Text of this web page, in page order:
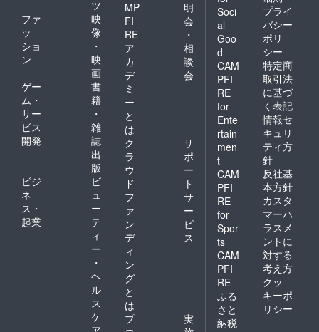
ツ
ファ
ッ
ショ
ン
映
像
・
映
画
ゲー
ム・
サー
ビス
開発
書
籍
・
雑
誌
出
版
ビジ
ネ
ス・
起業
ビ
ュ
ー
テ
ィ
ー
・
ヘ
ル
ス
ケ
MP
FI
RE
ア
カ
デ
ミ
ー
と
は
明
会
・
相
談
会
ク
ラ
ウ
ド
フ
ァ
ン
デ
ィ
ン
グ
と
は
サ
ポ
ー
ト
サ
ー
ビ
ス
プ
実
Soci
al
Goo
d
CAM
PFI
RE
for
Ente
rtain
men
t
CAM
PFI
RE
for
Spor
ts
CAM
PFI
RE
ふる
さと
納税
プライ
バシー
ポリ
シー
特定商
取引法
に基づ
く表記
情報セ
キュリ
ティ方
針
反社基
本方針
カスタ
マーハ
ラスメ
ントに
対する
考え方
クッ
キーポ
リシー